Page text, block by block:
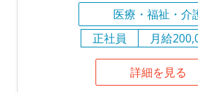
医療・福祉・介
正社員
月給
詳細を見る